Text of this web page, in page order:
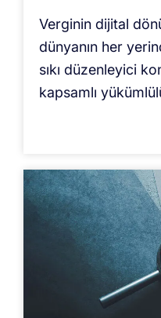
Verginin dijital
dünyanın her
sıkı düzenleyici
kapsamlı